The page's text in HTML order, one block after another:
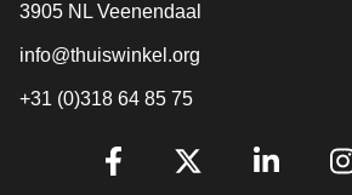
3905 NL Veenendaal
info@thuiswinkel.org
+31 (0)318 64 85 75
[_General:SocialMediaTitle]